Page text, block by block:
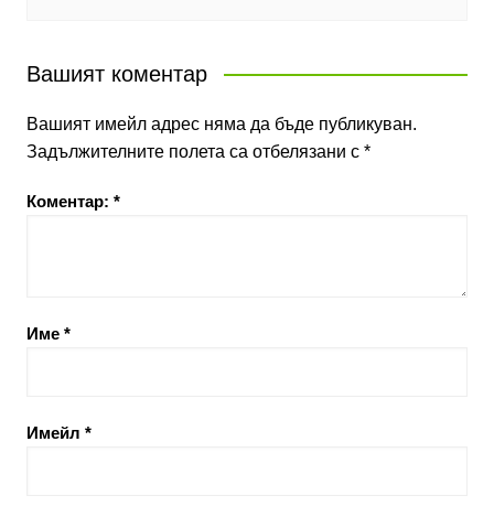
Вашият коментар
Вашият имейл адрес няма да бъде публикуван.
Задължителните полета са отбелязани с *
Коментар: *
Име *
Имейл *